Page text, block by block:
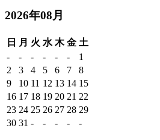
2026年08月
日 月 火 水 木 金 土
-
- - - - -
1
2
3 4 5 6 7
8
9
10 11 12 13 14 15
16 17 18 19 20 21 22
23 24 25 26 27 28 29
30 31 - - - - -